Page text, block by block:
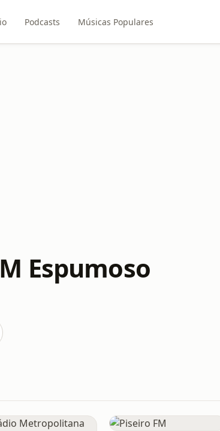
Podcasts Músicas Populares
Espumoso